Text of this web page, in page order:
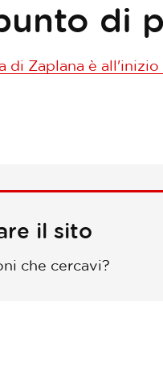
di
di Zaplana è
il sito
che cercavi?